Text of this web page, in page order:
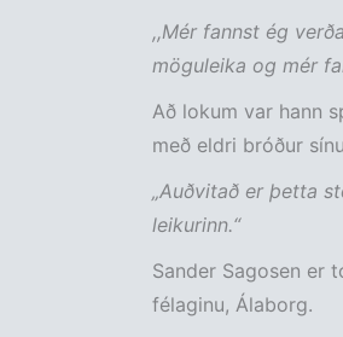
,,Mér fannst ég
möguleika og mér
Að lokum var hann
með eldri bróður
„Auðvitað er þetta
leikurinn.“
Sander Sagosen er
félaginu, Álaborg.